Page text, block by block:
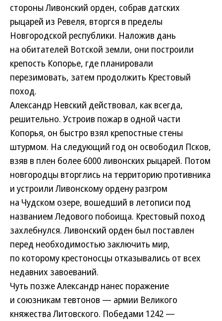
стороны Ливонский орден, собрав датских
рыцарей из Ревеля, вторгся в пределы
Новгородской республики. Наложив дань
на обитателей Вотской земли, они построили
крепость Копорье, где планировали
перезимовать, затем продолжить Крестовый
поход.
Александр Невский действовал, как всегда,
решительно. Устроив пожар в одной части
Копорья, он быстро взял крепостные стены
штурмом. На следующий год он освободил Псков,
взяв в плен более 6000 ливонских рыцарей. Потом
новгородцы вторглись на территорию противника
и устроили Ливонскому ордену разгром
на Чудском озере, вошедший в летописи под
названием Ледового побоища. Крестовый поход
захлебнулся. Ливонский орден был поставлен
перед необходимостью заключить мир,
по которому крестоносцы отказывались от всех
недавних завоеваний.
Чуть позже Александр нанес поражение
и союзникам тевтонов — армии Великого
княжества Литовского. Победами 1242 —